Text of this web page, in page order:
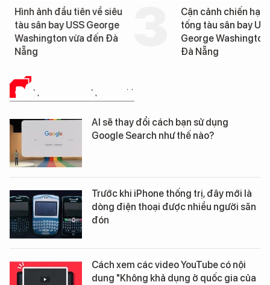
Hình ảnh đầu tiên về siêu
tàu sân bay USS George
Washington vừa đến Đà
Nẵng
Cận cảnh chiến hạm
tống tàu sân bay USS
George Washington
Đà Nẵng
ĐÁNH GIÁ SẢN PHẨM
AI sẽ thay đổi cách bạn sử dụng
Google Search như thế nào?
Trước khi iPhone thống trị, đây mới là
dòng điện thoại được nhiều người săn
đón
Cách xem các video YouTube có nội
dung "Không khả dụng ở quốc gia của